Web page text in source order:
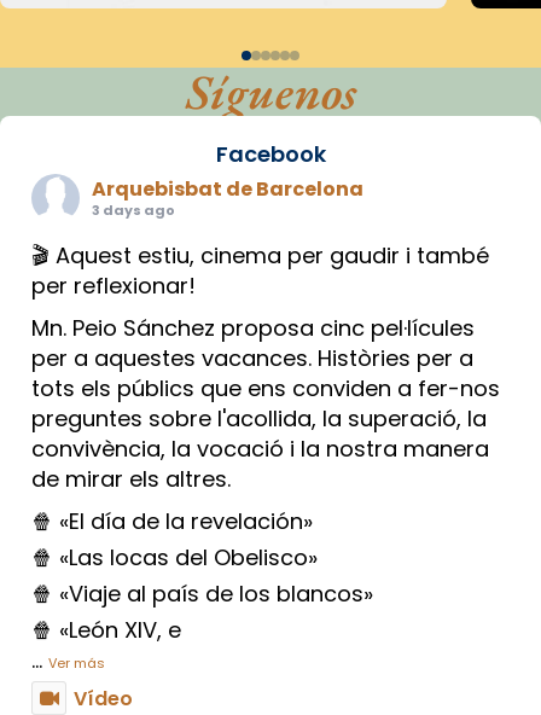
Síguenos
Facebook
Arquebisbat de Barcelona
3 days ago
🎬 Aquest estiu, cinema per gaudir i també
per reflexionar!
Mn. Peio Sánchez proposa cinc pel·lícules
per a aquestes vacances. Històries per a
tots els públics que ens conviden a fer-nos
preguntes sobre l'acollida, la superació, la
convivència, la vocació i la nostra manera
de mirar els altres.
🍿 «El día de la revelación»
🍿 «Las locas del Obelisco»
🍿 «Viaje al país de los blancos»
🍿 «León XIV, e
... Ver más
Vídeo